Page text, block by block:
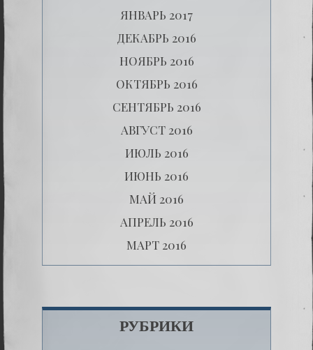
ЯНВАРЬ 2017
ДЕКАБРЬ 2016
НОЯБРЬ 2016
ОКТЯБРЬ 2016
СЕНТЯБРЬ 2016
АВГУСТ 2016
ИЮЛЬ 2016
ИЮНЬ 2016
МАЙ 2016
АПРЕЛЬ 2016
МАРТ 2016
РУБРИКИ